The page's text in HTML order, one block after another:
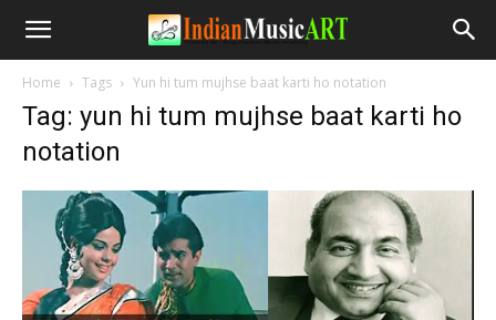
Home Tags Yun hi tum mujhse baat karti ho notation
Tag: yun hi tum mujhse baat karti ho
notation